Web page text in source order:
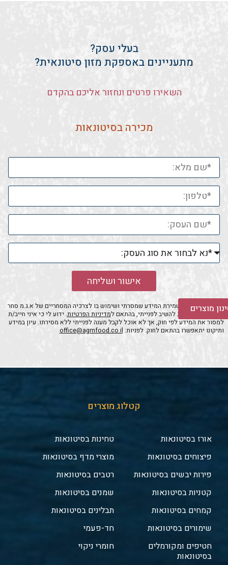
מוצרים
בעלי עסק?
מתעניינים באספקת מזון סיטונאית?
השאירו פרטים ונחזור אליכם בהקדם
מכירה בסיטונאות
אישור ושליחה
אני מאשר/ת את שמירת המידע שמסרתי ושימוש בו לצרכיה המסחריים של א.ג.מ סחר
מזון בע״מ ועל מנת להשיב לפנייתי, בהתאם למדיניות הפרטיות. ידוע לי כי איני חייב/ת
למסור את המידע לפי חוק, אך לא אוכל לקבל מענה לפנייתי ללא מסירתו. עיון במידע
ותיקונו יתאפשרו בהתאם לחוק. לפניות: office@agmfood.co.il
קטלוג מוצרים
אורז בסיטונאות
פיצוחים בסיטונאות
פירות יבשים בסיטונאות
קטניות בסיטונאות
קמחים בסיטונאות
שימורים בסיטונאות
חטיפים ומקורמלים
בסיטונאות
טחינות בסיטונאות
מוצרי מדף בסיטונאות
רטבים בסיטונאות
שמנים בסיטונאות
תבלינים בסיטונאות
חד-פעמי
חומרי ניקוי